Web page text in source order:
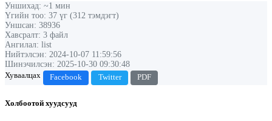
Уншихад: ~1 мин
Үгийн тоо: 37 үг (312 тэмдэгт)
Уншсан: 38936
Хавсралт: 3 файл
Ангилал: list
Нийтэлсэн: 2024-10-07 11:59:56
Шинэчилсэн: 2025-10-30 09:30:48
Хуваалцах
Facebook Twitter PDF
Холбоотой хуудсууд